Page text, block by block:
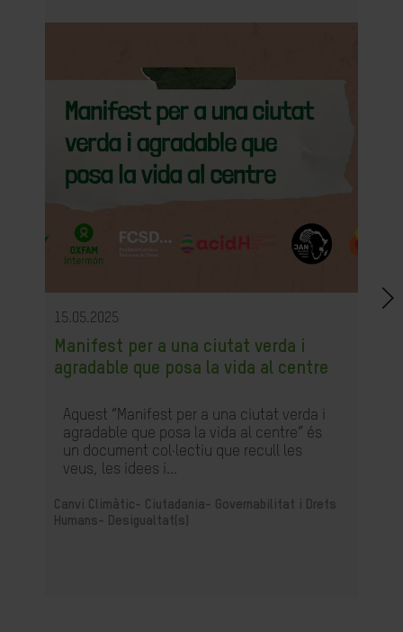
15.05.2025
Manifest per a una ciutat verda i
agradable que posa la vida al centre
Aquest “Manifest per a una ciutat verda i
agradable que posa la vida al centre” és
un document col·lectiu que recull les
veus, les idees i...
Canvi Climàtic-
Ciutadania- Governabilitat i Drets
Humans-
Desigualtat(s)